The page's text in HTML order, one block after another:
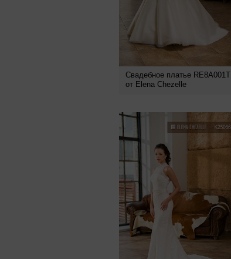
Свадебное платье RE8A001T
от Elena Chezelle